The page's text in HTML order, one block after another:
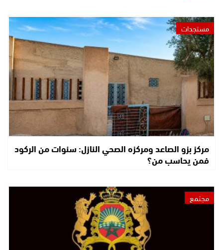
مستجدات
مركز بزو الصاعد ومركزه الصحي النازل: سنوات من الركود
فمن يحاسب من؟
مجتمع